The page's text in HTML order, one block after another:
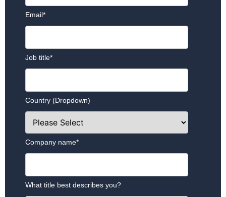
Email*
Job title*
Country (Dropdown)
Company name*
What title best describes you?